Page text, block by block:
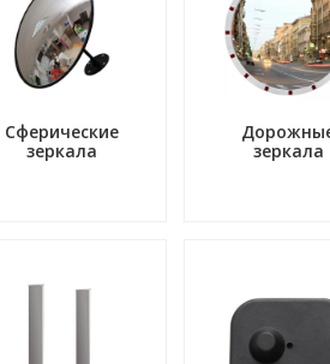
Сферические
зеркала
зеркала